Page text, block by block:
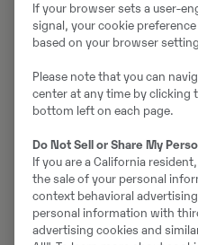
åker vi ut och då vet vi
– Vi får GPS-koordinater
leta efter den om den
Det spar också tid,
använder CareTrack för
– När det är 100 timmar
kunden. Det är smidigt
If your browser sets a user-
signal, your cookie
based on your browser
Please note that you can
center at any time by clicking
bottom left on each page.
Do Not Sell or Share My
If you are a California
the sale of your personal
context behavioral
personal information with
advertising cookies and